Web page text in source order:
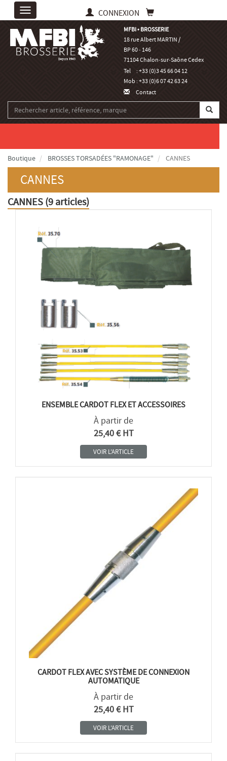
Toggle
navigation
CONNEXION
MFBI • BROSSERIE
18 rue Albert MARTIN /
BP 60 ‑ 146
71104 Chalon‑sur‑Saône Cedex
Tel
: +33 (0)3 45 66 04 12
Mob : +33 (0)6 07 42 63 24
Contact
Boutique BROSSES TORSADÉES "RAMONAGE" CANNES
CANNES
CANNES (9 articles)
ENSEMBLE CARDOT FLEX ET ACCESSOIRES
À partir de
25,40 € HT
VOIR L'ARTICLE
CARDOT FLEX AVEC SYSTÈME DE CONNEXION
AUTOMATIQUE
À partir de
25,40 € HT
VOIR L'ARTICLE